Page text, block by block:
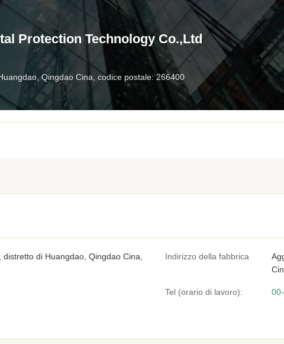
Protection Technology Co.,Ltd
Qingdao Cina, codice postale: 266400
di Huangdao, Qingdao Cina,
Indirizzo della fabbrica
Tel (orario di lavoro):